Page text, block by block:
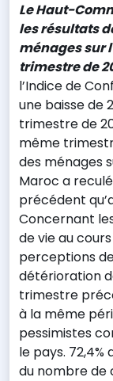
Le Haut-
les résultats
ménages sur
trimestre de
l’Indice de
une baisse de
trimestre de
même
des ménages
Maroc a
précédent
Concernant
de vie au
perceptions
détérioration
trimestre
à la même
pessimistes
le pays.
du nombre de